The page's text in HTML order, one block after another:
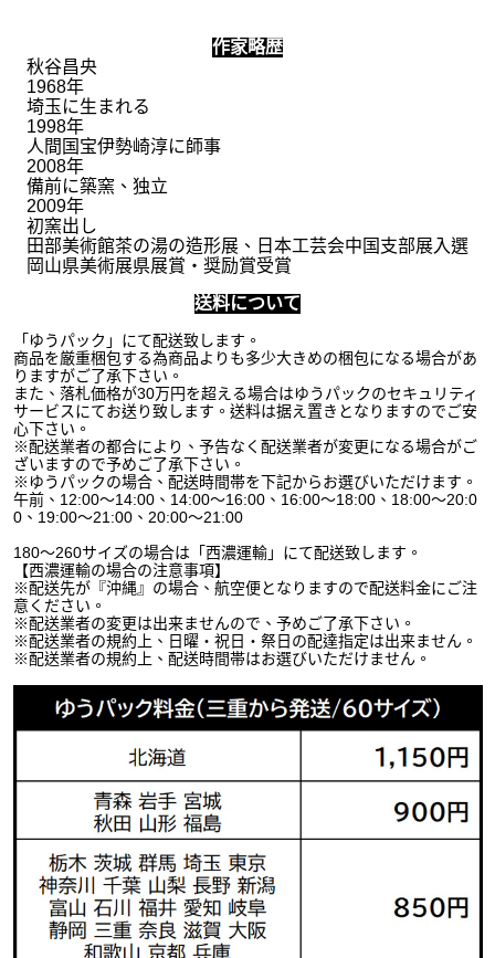
作家略歴
秋谷昌央
1968年
埼玉に生まれる
1998年
人間国宝伊勢崎淳に師事
2008年
備前に築窯、独立
2009年
初窯出し
田部美術館茶の湯の造形展、日本工芸会中国支部展入選
岡山県美術展県展賞・奨励賞受賞
送料について
「ゆうパック」にて配送致します。
商品を厳重梱包する為商品よりも多少大きめの梱包になる場合があ
りますがご了承下さい。
また、落札価格が30万円を超える場合はゆうパックのセキュリティ
サービスにてお送り致します。送料は据え置きとなりますのでご安
心下さい。
※配送業者の都合により、予告なく配送業者が変更になる場合がご
ざいますので予めご了承下さい。
※ゆうパックの場合、配送時間帯を下記からお選びいただけます。
午前、12:00～14:00、14:00～16:00、16:00～18:00、18:00～20:0
0、19:00～21:00、20:00～21:00
180～260サイズの場合は「西濃運輸」にて配送致します。
【西濃運輸の場合の注意事項】
※配送先が『沖縄』の場合、航空便となりますので配送料金にご注
意ください。
※配送業者の変更は出来ませんので、予めご了承下さい。
※配送業者の規約上、日曜・祝日・祭日の配達指定は出来ません。
※配送業者の規約上、配送時間帯はお選びいただけません。